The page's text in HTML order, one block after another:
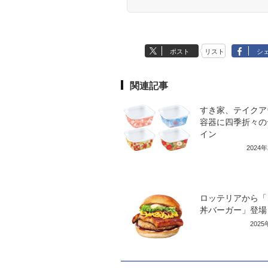
ポスト リスト シ
関連記事
すき家、テイク
容器に四季折々
イン
2024
ロッテリアから
丼バーガー」登場
2025